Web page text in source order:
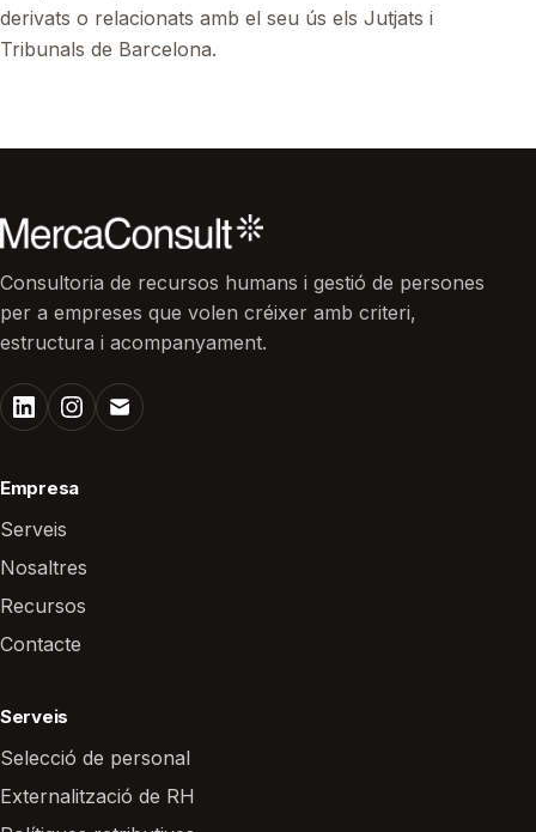
derivats o relacionats amb el seu ús els Jutjats i
Tribunals de Barcelona.
Consultoria de recursos humans i gestió de persones
per a empreses que volen créixer amb criteri,
estructura i acompanyament.
Empresa
Serveis
Nosaltres
Recursos
Contacte
Serveis
Selecció de personal
Externalització de RH